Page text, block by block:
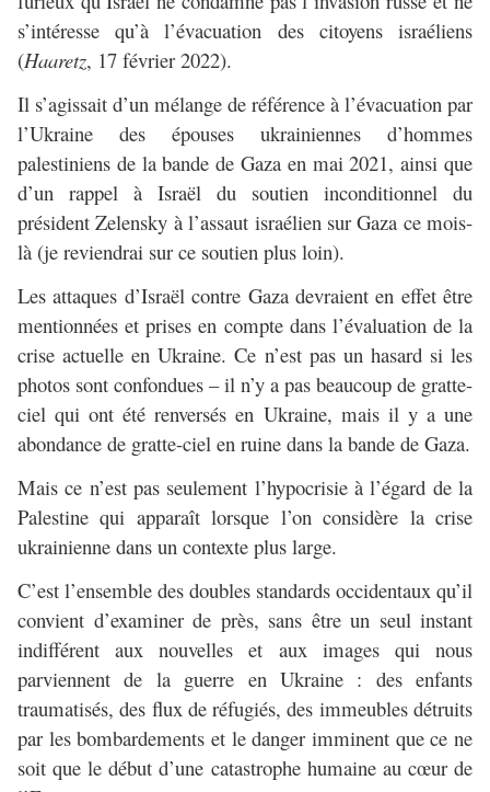
s’intéresse qu’à l’évacuation des citoyens israéliens
(Haaretz, 17 février 2022).
Il s’agissait d’un mélange de référence à l’évacuation par
l’Ukraine des épouses ukrainiennes d’hommes
palestiniens de la bande de Gaza en mai 2021, ainsi que
d’un rappel à Israël du soutien inconditionnel du
président Zelensky à l’assaut israélien sur Gaza ce mois-
là (je reviendrai sur ce soutien plus loin).
Les attaques d’Israël contre Gaza devraient en effet être
mentionnées et prises en compte dans l’évaluation de la
crise actuelle en Ukraine. Ce n’est pas un hasard si les
photos sont confondues – il n’y a pas beaucoup de gratte-
ciel qui ont été renversés en Ukraine, mais il y a une
abondance de gratte-ciel en ruine dans la bande de Gaza.
Mais ce n’est pas seulement l’hypocrisie à l’égard de la
Palestine qui apparaît lorsque l’on considère la crise
ukrainienne dans un contexte plus large.
C’est l’ensemble des doubles standards occidentaux qu’il
convient d’examiner de près, sans être un seul instant
indifférent aux nouvelles et aux images qui nous
parviennent de la guerre en Ukraine : des enfants
traumatisés, des flux de réfugiés, des immeubles détruits
par les bombardements et le danger imminent que ce ne
soit que le début d’une catastrophe humaine au cœur de